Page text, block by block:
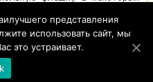
галактики или на базы
знойной пустыни и
представления
использовать сайт, мы
это устраивает.